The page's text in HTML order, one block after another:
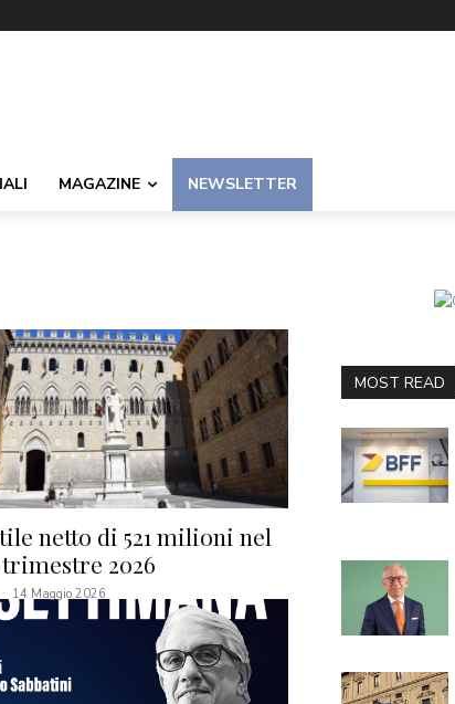
MAGAZINE NEWSLETTER
netto di 521 milioni nel
2026
- 14 Maggio 2026
MOST READ